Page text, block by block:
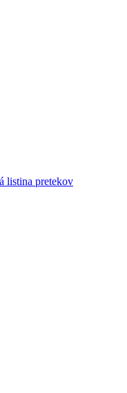
listina pretekov